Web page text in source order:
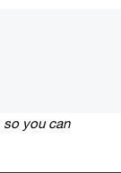
so you can